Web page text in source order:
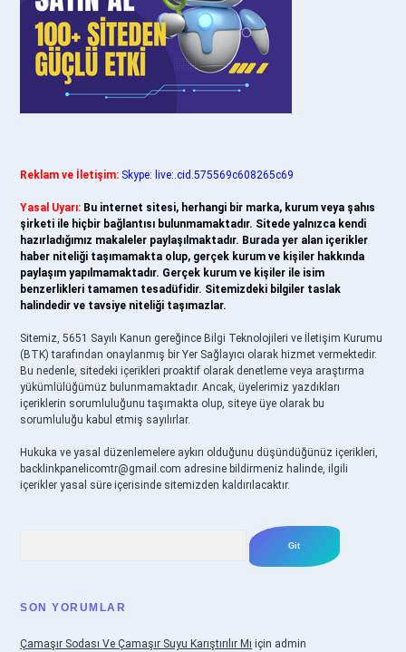
Reklam ve İletişim: Skype: live:.cid.575569c608265c69
Yasal Uyarı: Bu internet sitesi, herhangi bir marka, kurum veya şahıs
şirketi ile hiçbir bağlantısı bulunmamaktadır. Sitede yalnızca kendi
hazırladığımız makaleler paylaşılmaktadır. Burada yer alan içerikler
haber niteliği taşımamakta olup, gerçek kurum ve kişiler hakkında
paylaşım yapılmamaktadır. Gerçek kurum ve kişiler ile isim
benzerlikleri tamamen tesadüfidir. Sitemizdeki bilgiler taslak
halindedir ve tavsiye niteliği taşımazlar.
Sitemiz, 5651 Sayılı Kanun gereğince Bilgi Teknolojileri ve İletişim Kurumu
(BTK) tarafından onaylanmış bir Yer Sağlayıcı olarak hizmet vermektedir.
Bu nedenle, sitedeki içerikleri proaktif olarak denetleme veya araştırma
yükümlülüğümüz bulunmamaktadır. Ancak, üyelerimiz yazdıkları
içeriklerin sorumluluğunu taşımakta olup, siteye üye olarak bu
sorumluluğu kabul etmiş sayılırlar.
Hukuka ve yasal düzenlemelere aykırı olduğunu düşündüğünüz içerikleri,
backlinkpanelicomtr@gmail.com adresine bildirmeniz halinde, ilgili
içerikler yasal süre içerisinde sitemizden kaldırılacaktır.
SON YORUMLAR
Çamaşır Sodası Ve Çamaşır Suyu Karıştırılır Mı için admin